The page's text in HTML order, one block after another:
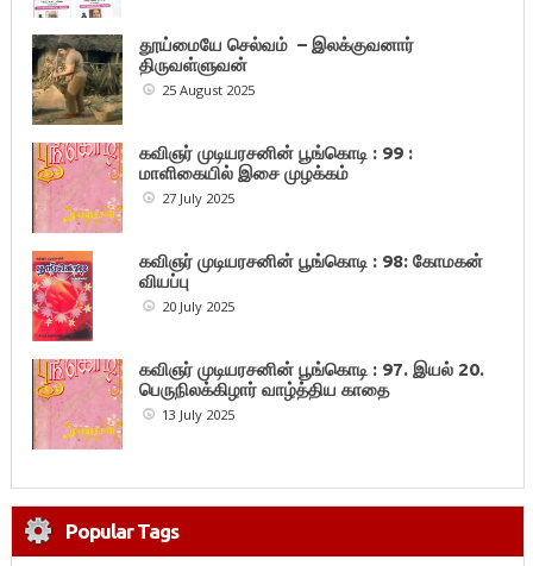
தூய்மையே செல்வம் – இலக்குவனார்
திருவள்ளுவன்
25 August 2025
கவிஞர் முடியரசனின் பூங்கொடி : 99 :
மாளிகையில் இசை முழக்கம்
27 July 2025
கவிஞர் முடியரசனின் பூங்கொடி : 98: கோமகன்
வியப்பு
20 July 2025
கவிஞர் முடியரசனின் பூங்கொடி : 97. இயல் 20.
பெருநிலக்கிழார் வாழ்த்திய காதை
13 July 2025
Popular Tags